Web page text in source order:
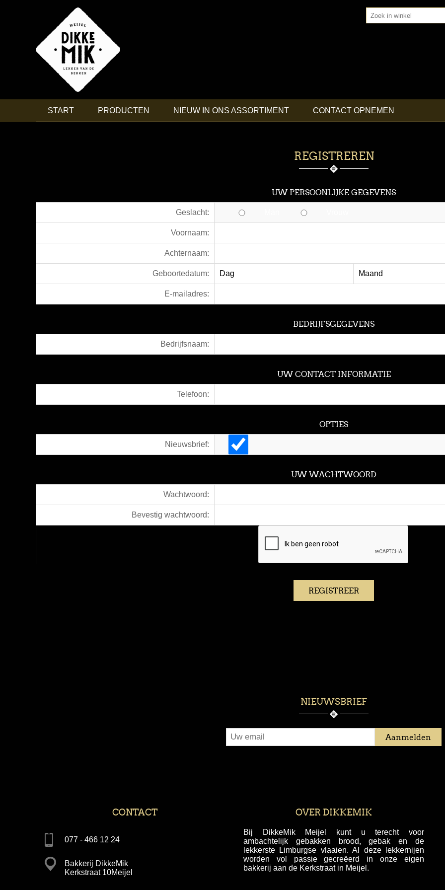
START PRODUCTEN NIEUW IN ONS ASSORTIMENT CONTACT OPNEMEN
REGISTREREN
UW PERSOONLIJKE GEGEVENS
Geslacht:
Voornaam:
Achternaam:
Geboortedatum:
E-mailadres:
BEDRIJFSGEGEVENS
Bedrijfsnaam:
UW CONTACT INFORMATIE
Telefoon:
OPTIES
Nieuwsbrief:
UW WACHTWOORD
Wachtwoord:
Bevestig wachtwoord:
NIEUWSBRIEF
CONTACT
077 - 466 12 24
Bakkerij DikkeMik
Kerkstraat 10Meijel
OVER DIKKEMIK
Bij DikkeMik Meijel kunt u terecht voor
ambachtelijk gebakken brood, gebak en de
lekkerste Limburgse vlaaien. Al deze lekkernijen
worden vol passie gecreëerd in onze eigen
bakkerij aan de Kerkstraat in Meijel.